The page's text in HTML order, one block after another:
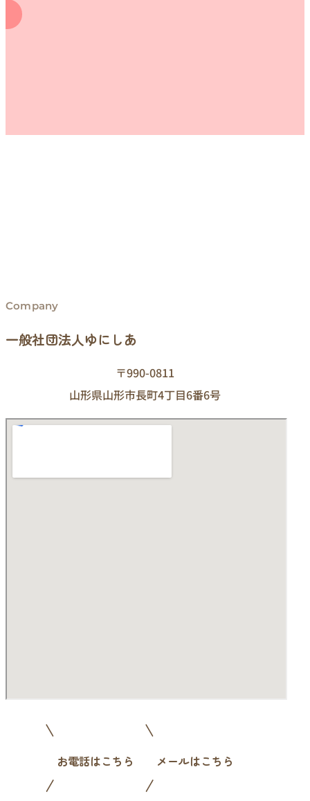
Company
一般社団法人ゆにしあ
〒990-0811
山形県山形市長町4丁目6番6号
お電話はこちら メールはこちら